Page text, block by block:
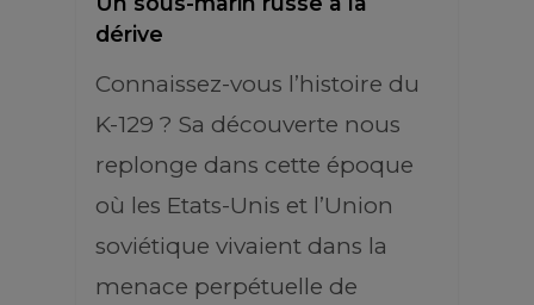
dérive
Connaissez-vous l’histoire du
K-129 ? Sa découverte nous
replonge dans cette époque
où les Etats-Unis et l’Union
soviétique vivaient dans la
menace perpétuelle de